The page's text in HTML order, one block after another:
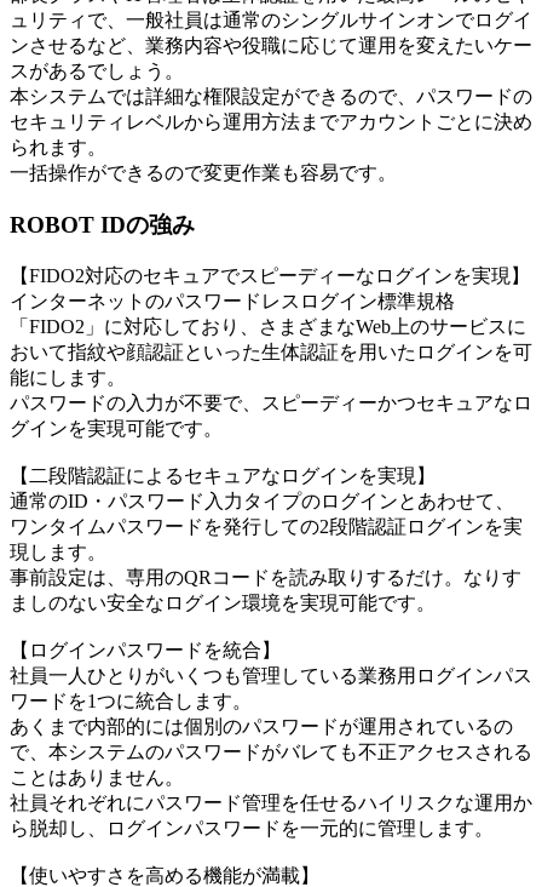
ュリティで、一般社員は通常のシングルサインオンでログイ
ンさせるなど、業務内容や役職に応じて運用を変えたいケー
スがあるでしょう。
本システムでは詳細な権限設定ができるので、パスワードの
セキュリティレベルから運用方法までアカウントごとに決め
られます。
一括操作ができるので変更作業も容易です。
ROBOT IDの強み
【FIDO2対応のセキュアでスピーディーなログインを実現】
インターネットのパスワードレスログイン標準規格
「FIDO2」に対応しており、さまざまなWeb上のサービスに
おいて指紋や顔認証といった生体認証を用いたログインを可
能にします。
パスワードの入力が不要で、スピーディーかつセキュアなロ
グインを実現可能です。
【二段階認証によるセキュアなログインを実現】
通常のID・パスワード入力タイプのログインとあわせて、
ワンタイムパスワードを発行しての2段階認証ログインを実
現します。
事前設定は、専用のQRコードを読み取りするだけ。なりす
ましのない安全なログイン環境を実現可能です。
【ログインパスワードを統合】
社員一人ひとりがいくつも管理している業務用ログインパス
ワードを1つに統合します。
あくまで内部的には個別のパスワードが運用されているの
で、本システムのパスワードがバレても不正アクセスされる
ことはありません。
社員それぞれにパスワード管理を任せるハイリスクな運用か
ら脱却し、ログインパスワードを一元的に管理します。
【使いやすさを高める機能が満載】